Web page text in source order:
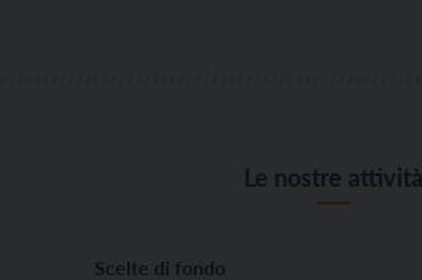
Le nostre attività
Scelte di fondo